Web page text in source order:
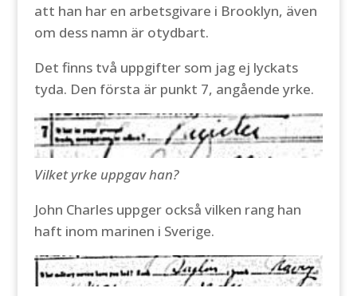
att han har en arbetsgivare i Brooklyn, även
om dess namn är otydbart.
Det finns två uppgifter som jag ej lyckats
tyda. Den första är punkt 7, angående yrke.
Vilket yrke uppgav han?
John Charles uppger också vilken rang han
haft inom marinen i Sverige.